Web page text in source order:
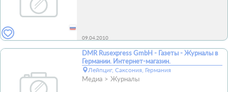
09.04.2010
DMR Rusexpress GmbH - Газеты - Журналы в
Германии. Интернет-магазин.
Лейпциг, Саксония, Германия
Медиа Журналы